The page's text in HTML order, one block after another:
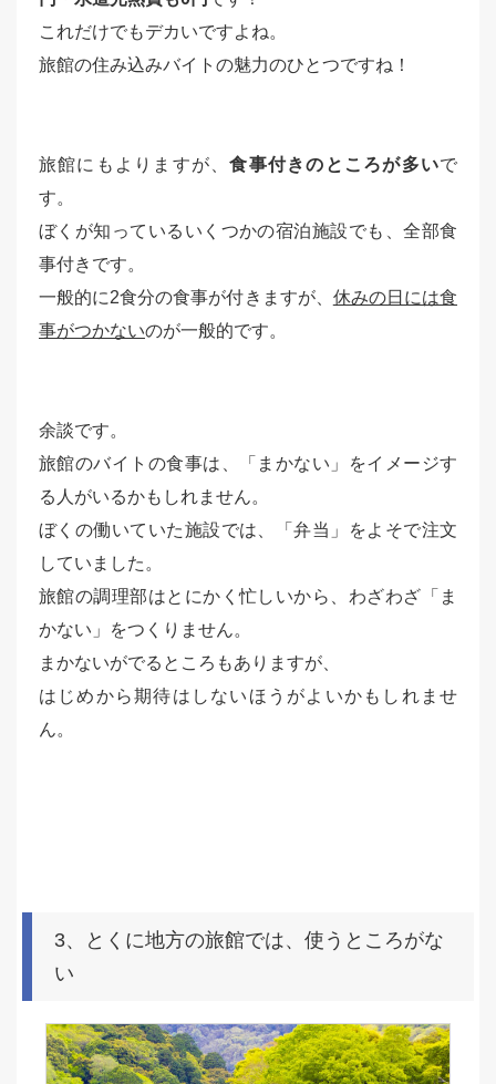
これだけでもデカいですよね。
旅館の住み込みバイトの魅力のひとつですね！
旅館にもよりますが、食事付きのところが多いで
す。
ぼくが知っているいくつかの宿泊施設でも、全部食
事付きです。
一般的に2食分の食事が付きますが、 休みの日には食
事がつかないのが一般的です。
余談です。
旅館のバイトの食事は、「まかない」をイメージす
る人がいるかもしれません。
ぼくの働いていた施設では、「弁当」をよそで注文
していました。
旅館の調理部はとにかく忙しいから、わざわざ「ま
かない」をつくりません。
まかないがでるところもありますが、
はじめから期待はしないほうがよいかもしれませ
ん。
3、とくに地方の旅館では、使うところがな
い